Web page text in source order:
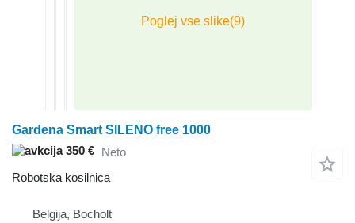
Gardena Smart SILENO free 1000
350 € Neto
Robotska kosilnica
Belgija, Bocholt